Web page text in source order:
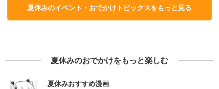
夏休みのイベント・おでかけトピックスをもっと見る
夏休みのおでかけをもっと楽しむ
夏休みおすすめ漫画